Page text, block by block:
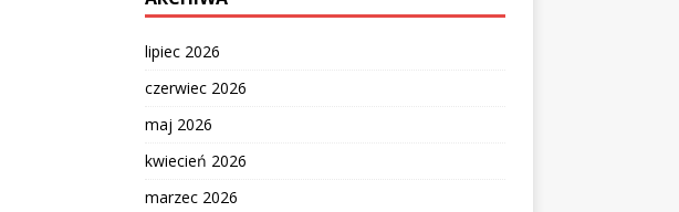
lipiec 2026
czerwiec 2026
maj 2026
kwiecień 2026
marzec 2026